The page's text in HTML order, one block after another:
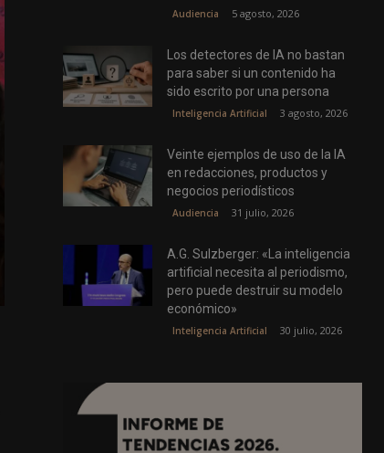
Audiencia 5 agosto, 2026
Los detectores de IA no bastan
para saber si un contenido ha
sido escrito por una persona
Inteligencia Artificial 3 agosto, 2026
Veinte ejemplos de uso de la IA
en redacciones, productos y
negocios periodísticos
Audiencia 31 julio, 2026
A.G. Sulzberger: «La inteligencia
artificial necesita al periodismo,
pero puede destruir su modelo
económico»
Inteligencia Artificial 30 julio, 2026